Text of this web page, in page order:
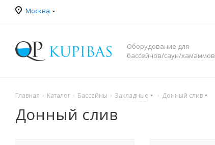
Москва
Оборудование для
бассейнов/саун/хамаммов
Главная - Каталог - Бассейны - Закладные - Донный слив
Донный слив